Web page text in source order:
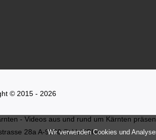
Wir verwenden Cookies und
© 2015 - 2026
- Videos aus und rund um Kärnten
28a A-9300 St.Veit/Glan